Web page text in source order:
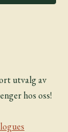
utvalg av
hos oss!